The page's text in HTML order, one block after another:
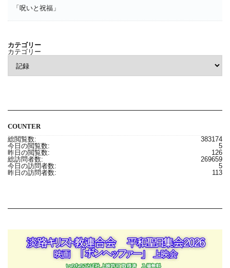
「呪いと祝福」
カテゴリー
カテゴリー
COUNTER
383174
総閲覧数:
5
今日の閲覧数:
126
昨日の閲覧数:
269659
総訪問者数:
5
今日の訪問者数:
113
昨日の訪問者数: